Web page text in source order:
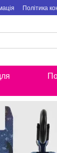
Політика